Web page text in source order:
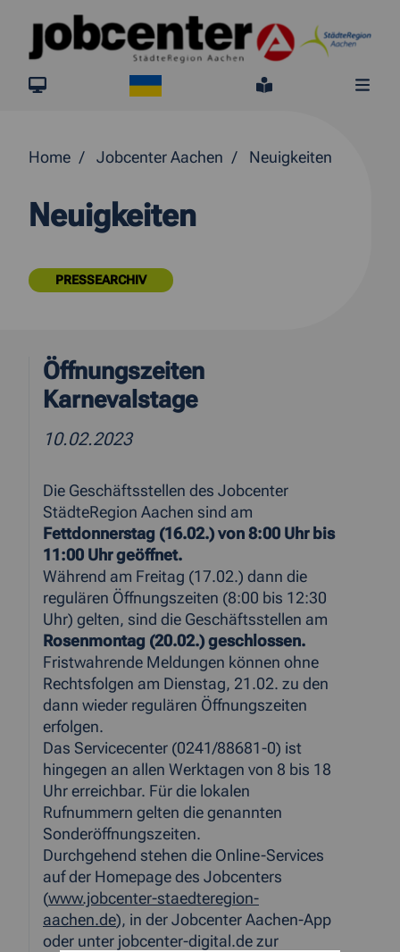
Springe direkt zum Inhalt
jobcenter.digital
Leichte
Home Jobcenter Aachen Neuigkeiten
Neuigkeiten
PRESSEARCHIV
Öffnungszeiten
Karnevalstage
10.02.2023
Die Geschäftsstellen des Jobcenter
StädteRegion Aachen sind am
Fettdonnerstag (16.02.) von 8:00 Uhr bis
11:00 Uhr geöffnet.
Während am Freitag (17.02.) dann die
regulären Öffnungszeiten (8:00 bis 12:30
Uhr) gelten, sind die Geschäftsstellen am
Rosenmontag (20.02.) geschlossen.
Fristwahrende Meldungen können ohne
Rechtsfolgen am Dienstag, 21.02. zu den
dann wieder regulären Öffnungszeiten
erfolgen.
Das Servicecenter (0241/88681-0) ist
hingegen an allen Werktagen von 8 bis 18
Uhr erreichbar. Für die lokalen
Rufnummern gelten die genannten
Sonderöffnungszeiten.
Durchgehend stehen die Online-Services
auf der Homepage des Jobcenters
(www.jobcenter-staedteregion-
aachen.de), in der Jobcenter Aachen-App
oder unter jobcenter-digital.de zur